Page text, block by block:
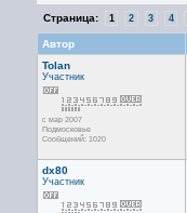
Страница: 1 2 3 4
Автор
Tolan
Участник
с мар 2007
Подмосковье
Сообщений: 1020
dx80
Участник